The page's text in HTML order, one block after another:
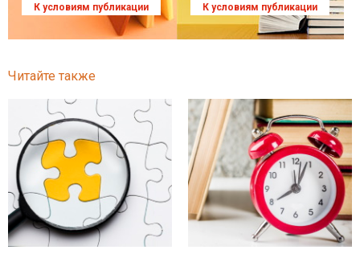
К условиям публикации К условиям публикации
Читайте также